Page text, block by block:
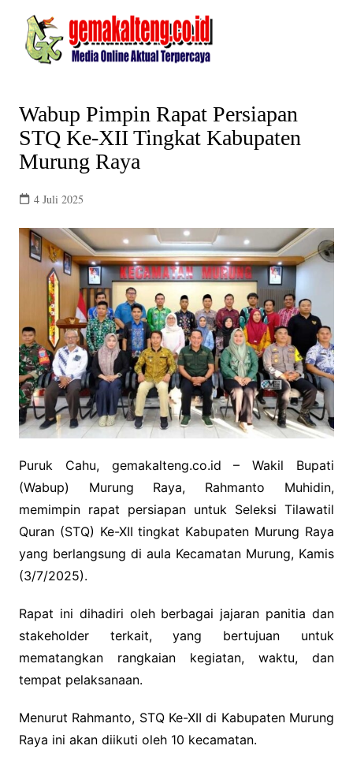
content
Wabup Pimpin Rapat Persiapan
STQ Ke-XII Tingkat Kabupaten
Murung Raya
4 Juli 2025
Puruk Cahu, gemakalteng.co.id – Wakil Bupati
(Wabup) Murung Raya, Rahmanto Muhidin,
memimpin rapat persiapan untuk Seleksi Tilawatil
Quran (STQ) Ke-XII tingkat Kabupaten Murung Raya
yang berlangsung di aula Kecamatan Murung, Kamis
(3/7/2025).
Rapat ini dihadiri oleh berbagai jajaran panitia dan
stakeholder terkait, yang bertujuan untuk
mematangkan rangkaian kegiatan, waktu, dan
tempat pelaksanaan.
Menurut Rahmanto, STQ Ke-XII di Kabupaten Murung
Raya ini akan diikuti oleh 10 kecamatan.